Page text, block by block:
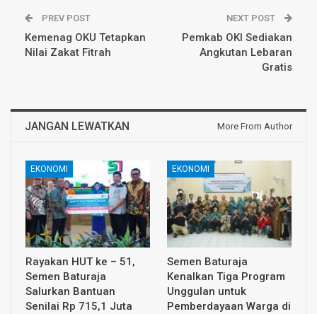
PREV POST
Kemenag OKU Tetapkan
Nilai Zakat Fitrah
NEXT POST
Pemkab OKI Sediakan
Angkutan Lebaran
Gratis
JANGAN LEWATKAN More From Author
EKONOMI
Rayakan HUT ke – 51,
Semen Baturaja
Salurkan Bantuan
Senilai Rp 715,1 Juta
EKONOMI
Semen Baturaja
Kenalkan Tiga Program
Unggulan untuk
Pemberdayaan Warga di